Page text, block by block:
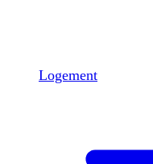
Logement